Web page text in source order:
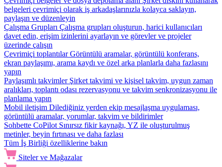
belgeleri çevrimiçi olarak iş arkadaşlarınızla kolayca saklayın,
paylaşın ve düzenleyin
Çalışma Grupları Çalışma grupları oluşturun, harici kullanıcıları
davet edin, erişim izinlerini ayarlayın ve görevler ve projeler
üzerinde çalışın
Çevrimiçi toplantılar Görüntülü aramalar, görüntülü konferans,
ekran paylaşımı, arama kaydı ve özel arka planlarla daha fazlasını
yapın
Paylaşımlı takvimler Şirket takvimi ve kişisel takvim, uygun zaman
aralıkları, toplantı odası rezervasyonu ve takvim senkronizasyonu ile
planlama yapın
Mobil iletişim Dilediğiniz yerden ekip mesajlaşma uygulaması,
görüntülü aramalar, yorumlar, takvim ve bildirimler
Sohbette CoPilot Sınırsız fikir kaynağı, YZ ile oluşturulmuş
metinler, beyin fırtınası ve daha fazlası
Tüm İş Birliği özelliklerine bakın
Siteler ve Mağazalar